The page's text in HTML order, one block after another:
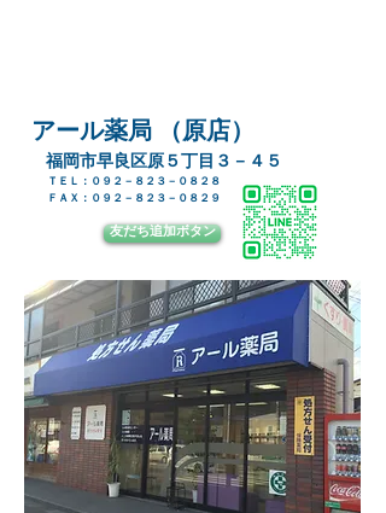
​アール薬局 （原店）
​福岡市早良区原５丁目３－４５
ＴＥＬ：０９２－８２３－０８２８
​ＦＡＸ：０９２－８２３－０８２９
友だち追加ボタン